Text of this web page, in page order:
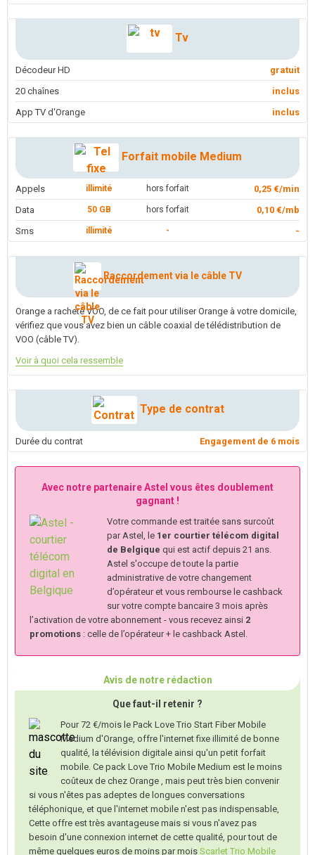
Tv
Décodeur HD
gratuit
20 chaînes
inclus
App TV d'Orange
inclus
Forfait mobile Medium
Appels illimité hors forfait
0,25 €/min
Data
50 GB hors forfait
0,10 €/mb
Sms
illimité - -
Raccordement via le câble TV
Orange a racheté VOO, de ce fait pour utiliser Orange à votre domicile,
vérifiez que vous avez bien un câble coaxial de télédistribution de
VOO (câble TV).
Voir à quoi cela ressemble
Type de contrat
Durée du contrat Engagement de 6 mois
Avec notre partenaire Astel vous êtes doublement
gagnant !
Votre commande est traitée sans surcoût
par Astel, le 1er courtier télécom digital
de Belgique qui est actif depuis 21 ans.
Astel s'occupe de toute la partie
administrative de votre changement
d’opérateur et vous rembourse le cashback
sur votre compte bancaire 3 mois après
l’activation de votre abonnement - vous recevez ainsi 2
promotions : celle de l’opérateur + le cashback Astel.
Avis de notre rédaction
Que faut-il retenir ?
Pour 72 €/mois le Pack Love Trio Start Fiber Mobile
Medium d'Orange, offre l'internet fixe illimité de bonne
qualité, la télévision digitale ainsi qu'un petit forfait
mobile. Ce pack Love Trio Mobile Medium est le moins
coûteux de chez Orange , mais peut très bien convenir
si vous n'êtes pas adeptes de longues conversations
téléphonique, et que l'internet mobile n'est pas indispensable,
Cette offre est très avantageuse mais si vous n'avez pas
besoin d'une connexion internet de cette qualité, pour tout de
même quelques euros de moins par mois Scarlet Trio Mobile